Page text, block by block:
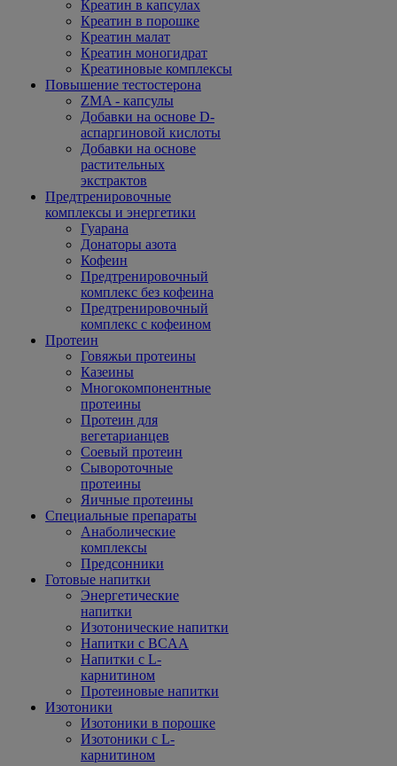
Креатин в капсулах
Креатин в порошке
Креатин малат
Креатин моногидрат
Креатиновые комплексы
Повышение тестостерона
ZMA - капсулы
Добавки на основе D-
аспаргиновой кислоты
Добавки на основе
растительных
экстрактов
Предтренировочные
комплексы и энергетики
Гуарана
Донаторы азота
Кофеин
Предтренировочный
комплекс без кофеина
Предтренировочный
комплекс с кофеином
Протеин
Говяжьи протеины
Казеины
Многокомпонентные
протеины
Протеин для
вегетарианцев
Соевый протеин
Сывороточные
протеины
Яичные протеины
Специальные препараты
Анаболические
комплексы
Предсонники
Готовые напитки
Энергетические
напитки
Изотонические напитки
Напитки с BCAA
Напитки с L-
карнитином
Протеиновые напитки
Изотоники
Изотоники в порошке
Изотоники с L-
карнитином